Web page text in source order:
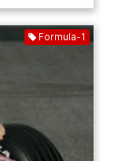
Formula-1